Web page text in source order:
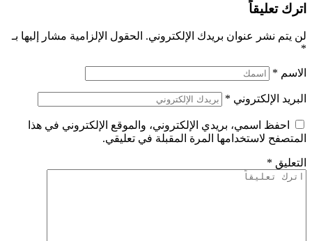
اترك تعليقاً
لن يتم نشر عنوان بريدك الإلكتروني. الحقول الإلزامية مشار إليها بـ
*
الاسم *
البريد الإلكتروني *
احفظ اسمي، بريدي الإلكتروني، والموقع الإلكتروني في هذا
المتصفح لاستخدامها المرة المقبلة في تعليقي.
التعليق *